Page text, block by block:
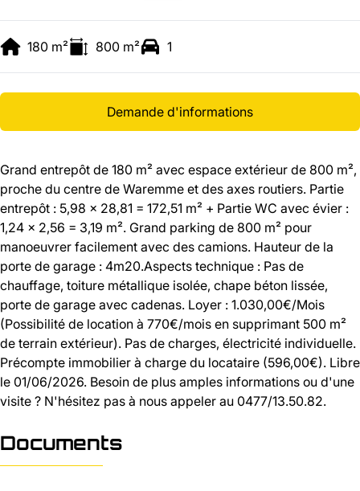
180 m² 800 m² 1
Demande d'informations
Grand entrepôt de 180 m² avec espace extérieur de 800 m²,
proche du centre de Waremme et des axes routiers. Partie
entrepôt : 5,98 x 28,81 = 172,51 m² + Partie WC avec évier :
1,24 x 2,56 = 3,19 m². Grand parking de 800 m² pour
manoeuvrer facilement avec des camions. Hauteur de la
porte de garage : 4m20.Aspects technique : Pas de
chauffage, toiture métallique isolée, chape béton lissée,
porte de garage avec cadenas. Loyer : 1.030,00€/Mois
(Possibilité de location à 770€/mois en supprimant 500 m²
de terrain extérieur). Pas de charges, électricité individuelle.
Précompte immobilier à charge du locataire (596,00€). Libre
le 01/06/2026. Besoin de plus amples informations ou d'une
visite ? N'hésitez pas à nous appeler au 0477/13.50.82.
Documents